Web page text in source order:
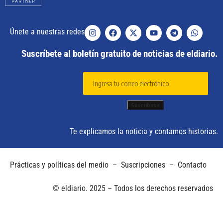
Únete a nuestras redes
Suscríbete al boletín gratuito de noticias de eldiario.
Te explicamos la noticia y contamos historias.
Prácticas y políticas del medio – Suscripciones – Contacto
© eldiario. 2025 – Todos los derechos reservados